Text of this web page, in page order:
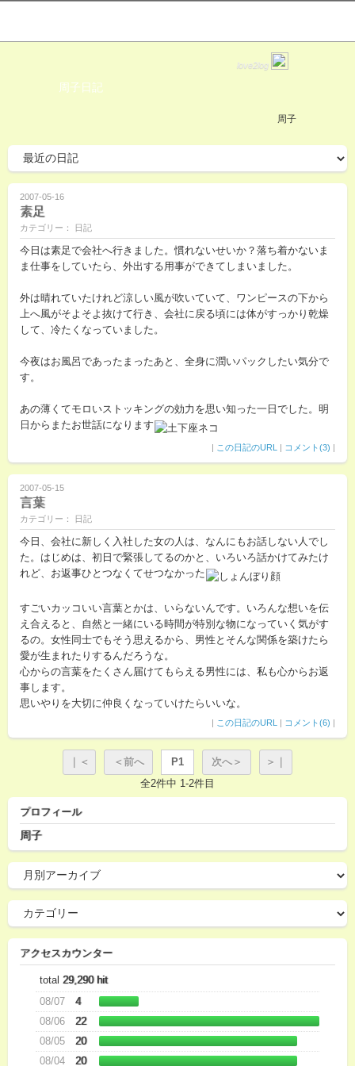
love2log
周子日記
周子
2007-05-16
素足
カテゴリー： 日記
今日は素足で会社へ行きました。慣れないせいか？落ち着かないま
ま仕事をしていたら、外出する用事ができてしまいました。
外は晴れていたけれど涼しい風が吹いていて、ワンピースの下から
上へ風がそよそよ抜けて行き、会社に戻る頃には体がすっかり乾燥
して、冷たくなっていました。
今夜はお風呂であったまったあと、全身に潤いパックしたい気分で
す。
あの薄くてモロいストッキングの効力を思い知った一日でした。明
日からまたお世話になります
| この日記のURL | コメント(3) |
2007-05-15
言葉
カテゴリー： 日記
今日、会社に新しく入社した女の人は、なんにもお話しない人でし
た。はじめは、初日で緊張してるのかと、いろいろ話かけてみたけ
れど、お返事ひとつなくてせつなかった
すごいカッコいい言葉とかは、いらないんです。いろんな想いを伝
え合えると、自然と一緒にいる時間が特別な物になっていく気がす
るの。女性同士でもそう思えるから、男性とそんな関係を築けたら
愛が生まれたりするんだろうな。
心からの言葉をたくさん届けてもらえる男性には、私も心からお返
事します。
思いやりを大切に仲良くなっていけたらいいな。
| この日記のURL | コメント(6) |
｜＜ ＜前へ P1 次へ＞
＞｜
全2件中 1-2件目
プロフィール
周子
アクセスカウンター
total 29,290 hit
08/07
4
08/06
22
08/05
20
08/04
20